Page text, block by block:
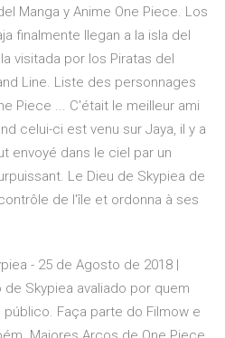
Manga y Anime One Piece. Los
finalmente llegan a la isla del
visitada por los Piratas del
Line. Liste des personnages
Piece ... C'était le meilleur ami
celui-ci est venu sur Jaya, il y a
envoyé dans le ciel par un
Le Dieu de Skypiea de
de l'île et ordonna à ses
- 25 de Agosto de 2018 |
de Skypiea avaliado por quem
Faça parte do Filmow e